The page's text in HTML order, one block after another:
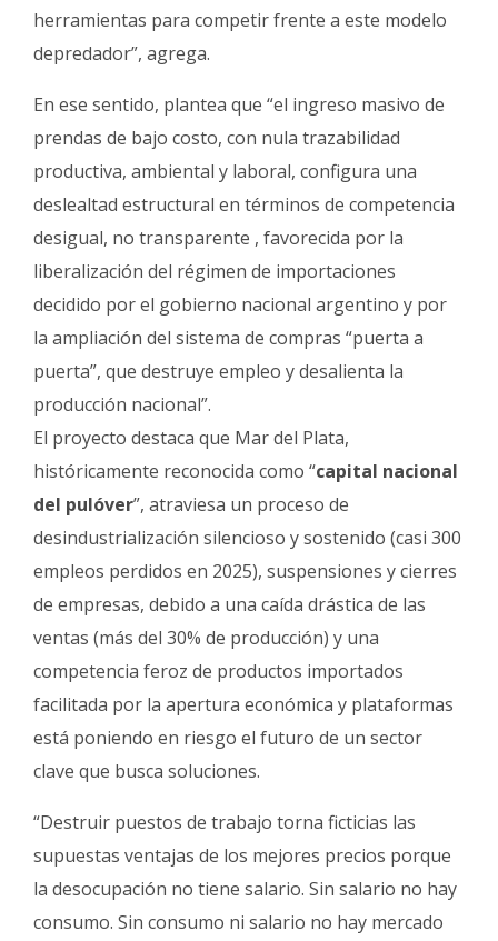
herramientas para competir frente a este modelo
depredador”, agrega.
En ese sentido, plantea que “el ingreso masivo de
prendas de bajo costo, con nula trazabilidad
productiva, ambiental y laboral, configura una
deslealtad estructural en términos de competencia
desigual, no transparente , favorecida por la
liberalización del régimen de importaciones
decidido por el gobierno nacional argentino y por
la ampliación del sistema de compras “puerta a
puerta”, que destruye empleo y desalienta la
producción nacional”.
El proyecto destaca que Mar del Plata,
históricamente reconocida como “capital nacional
del pulóver”, atraviesa un proceso de
desindustrialización silencioso y sostenido (casi 300
empleos perdidos en 2025), suspensiones y cierres
de empresas, debido a una caída drástica de las
ventas (más del 30% de producción) y una
competencia feroz de productos importados
facilitada por la apertura económica y plataformas
está poniendo en riesgo el futuro de un sector
clave que busca soluciones.
“Destruir puestos de trabajo torna ficticias las
supuestas ventajas de los mejores precios porque
la desocupación no tiene salario. Sin salario no hay
consumo. Sin consumo ni salario no hay mercado